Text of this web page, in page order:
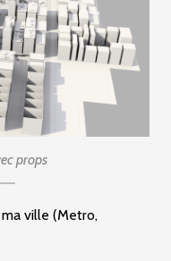
props
ma ville (Metro,